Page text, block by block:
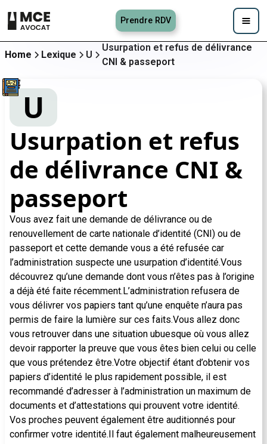
Prendre RDV
Home Lexique U
Usurpation et refus de délivrance
CNI & passeport
U
Usurpation et refus
de délivrance CNI &
passeport
Vous avez fait une demande de délivrance ou de
renouvellement de carte nationale d’identité (CNI) ou de
passeport et cette demande vous a été refusée car
l’administration suspecte une usurpation d’identité.Vous
découvrez qu’une demande dont vous n’êtes pas à l’origine
a déjà été faite récemment.L’administration refusera de
vous délivrer vos papiers tant qu’une enquête n’aura pas
permis de faire la lumière sur ces faits.Vous allez donc
vous retrouver dans une situation ubuesque où vous allez
devoir rapporter la preuve que vous êtes bien celui ou celle
que vous prétendez être.Votre objectif étant d’obtenir vos
papiers d’identité le plus rapidement possible, il est
recommandé d’adresser à l’administration un maximum de
documents et d’attestations qui prouvent votre identité.
Vos proches peuvent également être auditionnés pour
confirmer votre identité.Il faut également malheureusement